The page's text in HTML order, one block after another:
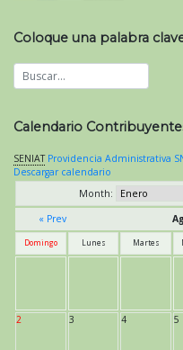
Coloque una palabra
Calendario
SENIAT Providencia Administrativa
Descargar calendario
Month:
« Prev
Domingo Lunes Martes
2 3 4 5